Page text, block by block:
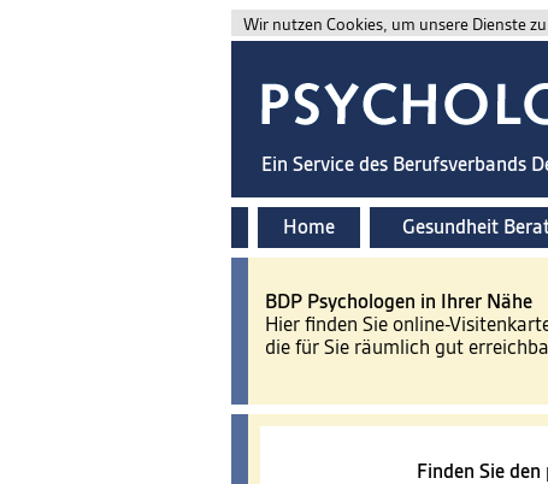
Wir nutzen Cookies, um unsere Dienste
Ein Service des Berufsverbands
Home Gesundheit
BDP Psychologen in Ihrer Nähe
Hier finden Sie online-
die für Sie räumlich gut
Finden Sie